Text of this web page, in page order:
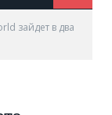
зайдет в два